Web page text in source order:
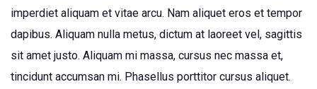
imperdiet aliquam et vitae arcu. Nam aliquet eros et tempor
dapibus. Aliquam nulla metus, dictum at laoreet vel, sagittis
sit amet justo. Aliquam mi massa, cursus nec massa et,
tincidunt accumsan mi. Phasellus porttitor cursus aliquet.